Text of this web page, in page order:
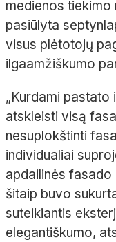
medienos tiekimo
pasiūlyta
visus plėtotojų
ilgaamžiškumo
„Kurdami
atskleisti visą
nesuplokštinti
individualiai
apdailinės
šitaip buvo
suteikiantis
elegantiškumo,